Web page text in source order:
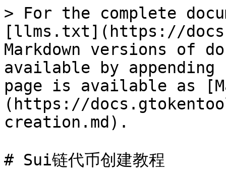
> For the complete
[llms.txt](https://
Markdown versions of
available by
page is available as
(https://
creation.md).
# Sui链代币创建教程